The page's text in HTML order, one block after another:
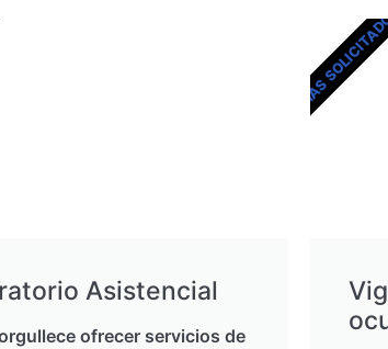
Asistencial
ofrecer servicios de
MÁS